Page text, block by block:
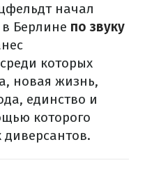
начал
Берлине по звуку
которых
новая жизнь,
единство и
которого
диверсантов.